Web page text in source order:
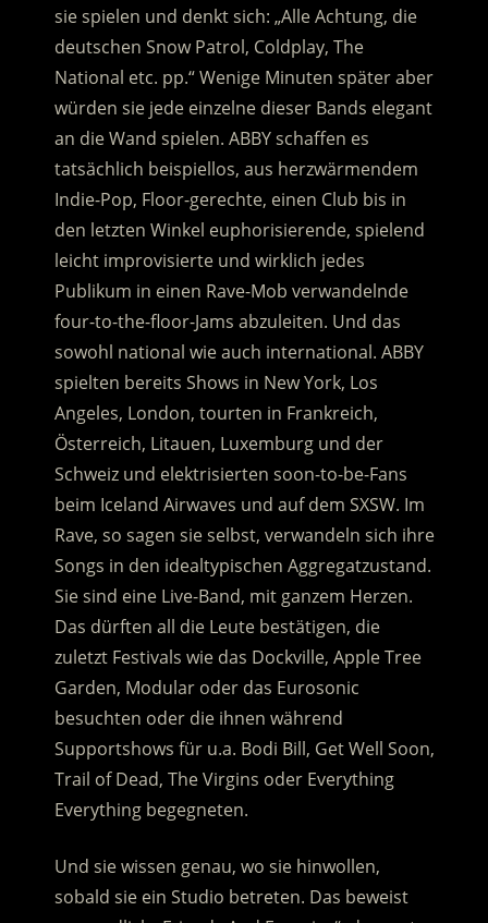
sie spielen und denkt sich: „Alle Achtung, die
deutschen Snow Patrol, Coldplay, The
National etc. pp.“ Wenige Minuten später aber
würden sie jede einzelne dieser Bands elegant
an die Wand spielen. ABBY schaffen es
tatsächlich beispiellos, aus herzwärmendem
Indie-Pop, Floor-gerechte, einen Club bis in
den letzten Winkel euphorisierende, spielend
leicht improvisierte und wirklich jedes
Publikum in einen Rave-Mob verwandelnde
four-to-the-floor-Jams abzuleiten. Und das
sowohl national wie auch international. ABBY
spielten bereits Shows in New York, Los
Angeles, London, tourten in Frankreich,
Österreich, Litauen, Luxemburg und der
Schweiz und elektrisierten soon-to-be-Fans
beim Iceland Airwaves und auf dem SXSW. Im
Rave, so sagen sie selbst, verwandeln sich ihre
Songs in den idealtypischen Aggregatzustand.
Sie sind eine Live-Band, mit ganzem Herzen.
Das dürften all die Leute bestätigen, die
zuletzt Festivals wie das Dockville, Apple Tree
Garden, Modular oder das Eurosonic
besuchten oder die ihnen während
Supportshows für u.a. Bodi Bill, Get Well Soon,
Trail of Dead, The Virgins oder Everything
Everything begegneten.
Und sie wissen genau, wo sie hinwollen,
sobald sie ein Studio betreten. Das beweist